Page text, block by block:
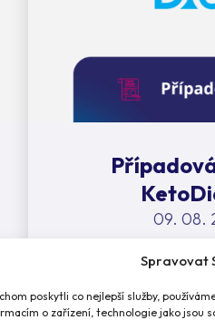
Spravovat
poskytli co nejlepší služby,
o zařízení, technologie jako jsou
09. 08.